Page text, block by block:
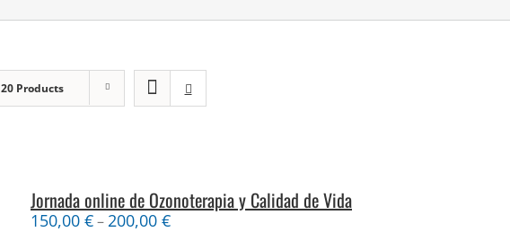
20 Products
Jornada online de Ozonoterapia y Calidad de Vida
150,00 €–200,00 €